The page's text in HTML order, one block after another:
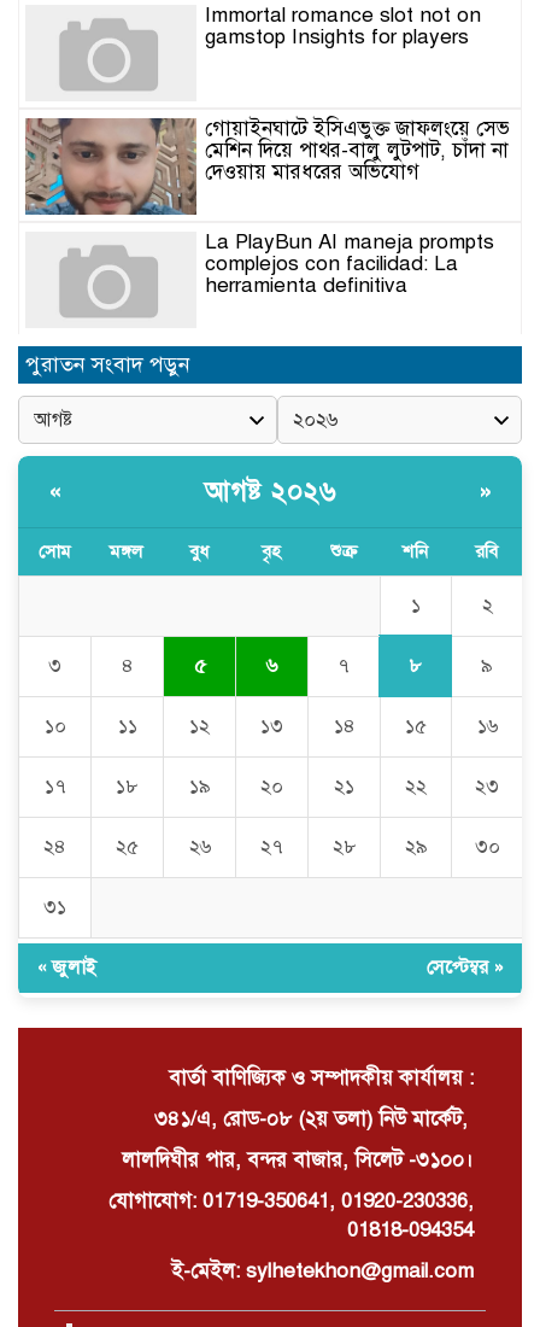
Immortal romance slot not on
gamstop Insights for players
গোয়াইনঘাটে ইসিএভুক্ত জাফলংয়ে সেভ
মেশিন দিয়ে পাথর-বালু লুটপাট, চাঁদা না
দেওয়ায় মারধরের অভিযোগ
La PlayBun AI maneja prompts
complejos con facilidad: La
herramienta definitiva
নিত্যপণ্যের ঊর্ধ্বগতি রোধ, স্বাধীন দুদক
নবনিযুক্ত এসএমপি কমিশনারের সঙ্গে
সাংবাদিকদের মতবিনিময় সভা
অবৈধ বালু উত্তোলনের অভিযোগে ২১টি
অব অনারে বরণ
চুনারুঘাটে সাংবাদিকের ব্যক্তিগত ভিডিও
ধারণের অভিযোগ: ব্ল্যাকমেইল ও চাঁদা
দাবির অভিযোগে তোলপাড়
সম্মেলন চারটি নৌকা দখল ও নগদ টাকা
পুরাতন সংবাদ পড়ুন
« আগষ্ট ২০২৬ »
সোম মঙ্গল বুধ বৃহ শুক্র শনি রবি
১ ২
৩ ৪ ৫ ৬ ৭ ৮ ৯
১০ ১১ ১২ ১৩ ১৪ ১৫ ১৬
১৭ ১৮ ১৯ ২০ ২১ ২২ ২৩
২৪ ২৫ ২৬ ২৭ ২৮ ২৯ ৩০
৩১
« জুলাই সেপ্টেম্বর »
বার্তা বাণিজ্যিক ও সম্পাদকীয় কার্যালয় :
৩৪১/এ, রোড-০৮ (২য় তলা) নিউ মার্কেট,
লালদিঘীর পার, বন্দর বাজার, সিলেট -৩১০০।
যোগাযোগ: 01719-350641, 01920-230336,
01818-094354
ই-মেইল: sylhetekhon@gmail.com